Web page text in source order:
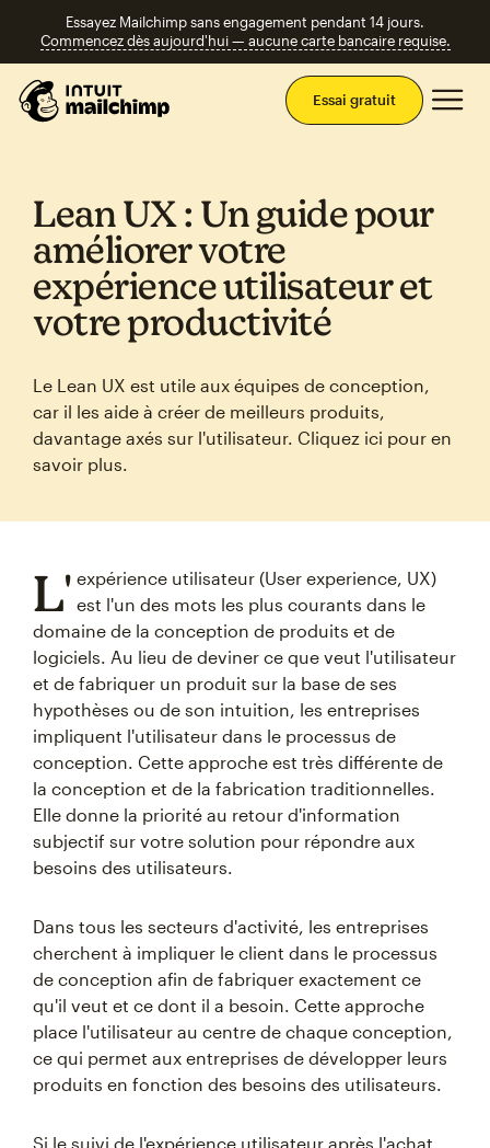
Essayez Mailchimp sans engagement pendant 14 jours.
Commencez dès aujourd'hui — aucune carte bancaire requise.
Essai gratuit
Lean UX : Un guide pour
améliorer votre
expérience utilisateur et
votre productivité
Le Lean UX est utile aux équipes de conception,
car il les aide à créer de meilleurs produits,
davantage axés sur l'utilisateur. Cliquez ici pour en
savoir plus.
L' expérience utilisateur (User experience, UX)
est l'un des mots les plus courants dans le
domaine de la conception de produits et de
logiciels. Au lieu de deviner ce que veut l'utilisateur
et de fabriquer un produit sur la base de ses
hypothèses ou de son intuition, les entreprises
impliquent l'utilisateur dans le processus de
conception. Cette approche est très différente de
la conception et de la fabrication traditionnelles.
Elle donne la priorité au retour d'information
subjectif sur votre solution pour répondre aux
besoins des utilisateurs.
Dans tous les secteurs d'activité, les entreprises
cherchent à impliquer le client dans le processus
de conception afin de fabriquer exactement ce
qu'il veut et ce dont il a besoin. Cette approche
place l'utilisateur au centre de chaque conception,
ce qui permet aux entreprises de développer leurs
produits en fonction des besoins des utilisateurs.
Si le suivi de l'expérience utilisateur après l'achat